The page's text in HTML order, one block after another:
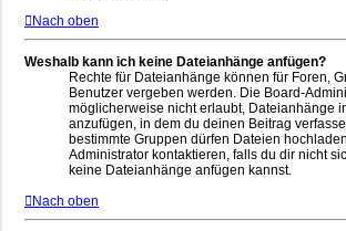
Nach oben
Weshalb kann ich keine Dateianhänge anfügen?
Rechte für Dateianhänge können für Foren,
Benutzer vergeben werden. Die Board-
möglicherweise nicht erlaubt, Dateianhänge
anzufügen, in dem du deinen Beitrag
bestimmte Gruppen dürfen Dateien
Administrator kontaktieren, falls du dir nicht
keine Dateianhänge anfügen kannst.
Nach oben